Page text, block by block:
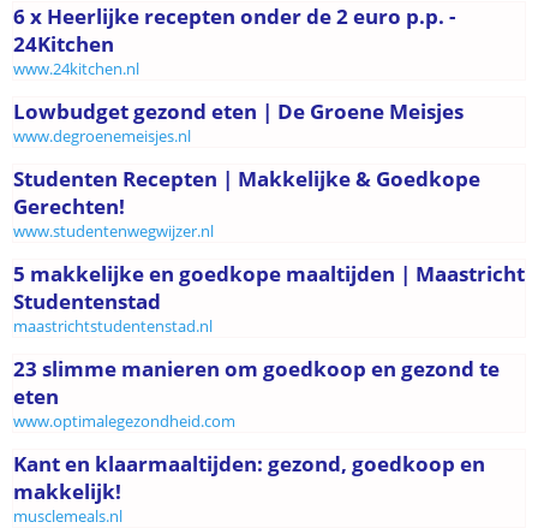
6 x Heerlijke recepten onder de 2 euro p.p. -
24Kitchen
www.24kitchen.nl
Lowbudget gezond eten | De Groene Meisjes
www.degroenemeisjes.nl
Studenten Recepten | Makkelijke & Goedkope
Gerechten!
www.studentenwegwijzer.nl
5 makkelijke en goedkope maaltijden | Maastricht
Studentenstad
maastrichtstudentenstad.nl
23 slimme manieren om goedkoop en gezond te
eten
www.optimalegezondheid.com
Kant en klaarmaaltijden: gezond, goedkoop en
makkelijk!
musclemeals.nl